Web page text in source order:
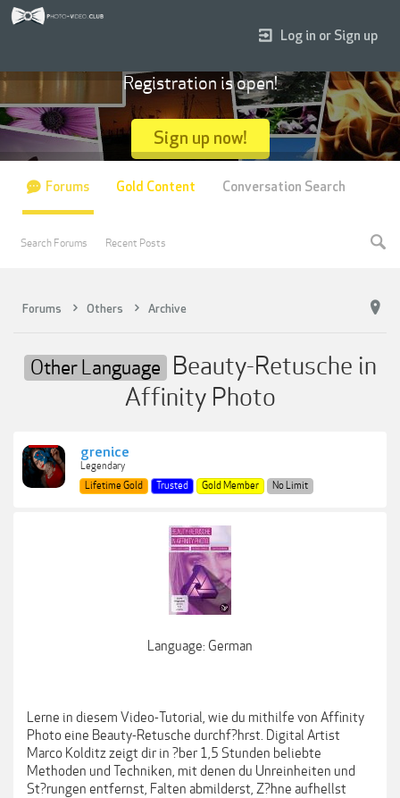
Forums Others Archive
Other Language Beauty-Retusche in
Affinity Photo
grenice
Legendary
Lifetime Gold
Trusted Gold Member No Limit
Language: German
Lerne in diesem Video-Tutorial, wie du mithilfe von Affinity
Photo eine Beauty-Retusche durchf?hrst. Digital Artist
Marco Kolditz zeigt dir in ?ber 1,5 Stunden beliebte
Methoden und Techniken, mit denen du Unreinheiten und
St?rungen entfernst, Falten abmilderst, Z?hne aufhellst
Log in or Sign up
Registration is open!
Sign up now!
Forums
Search Forums Recent Posts
Gold Content Conversation Search